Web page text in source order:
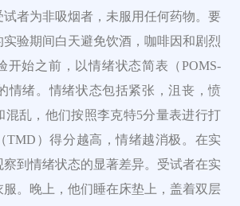
者为非吸烟者，未服用任何药物。要
验期间白天避免饮酒，咖啡因和剧烈
开始之前，以情绪状态简表（POMS-
情绪。情绪状态包括紧张，沮丧，愤
混乱，他们按照李克特5分量表进行打
TMD）得分越高，情绪越消极。在实
到情绪状态的显著差异。受试者在实
。晚上，他们睡在床垫上，盖着双层